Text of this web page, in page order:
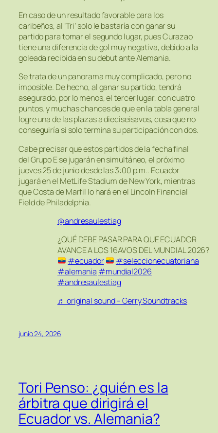
En caso de un resultado favorable para los
caribeños, al ‘Tri’ solo le bastaría con ganar su
partido para tomar el segundo lugar, pues Curazao
tiene una diferencia de gol muy negativa, debido a la
goleada recibida en su debut ante Alemania.
Se trata de un panorama muy complicado, pero no
imposible. De hecho, al ganar su partido, tendrá
asegurado, por lo menos, el tercer lugar, con cuatro
puntos, y muchas chances de que en la tabla general
logre una de las plazas a dieciseisavos, cosa que no
conseguiría si solo termina su participación con dos.
Cabe precisar que estos partidos de la fecha final
del Grupo E se jugarán en simultáneo, el próximo
jueves 25 de junio desde las 3:00 p.m.. Ecuador
jugará en el MetLife Stadium de New York, mientras
que Costa de Marfil lo hará en el Lincoln Financial
Field de Philadelphia.
@andresaulestiag
¿QUÉ DEBE PASAR PARA QUE ECUADOR
AVANCE A LOS 16AVOS DEL MUNDIAL 2026?
#ecuador
#seleccionecuatoriana
#alemania #mundial2026
#andresaulestiag
♬ original sound – Gerry Soundtracks
junio 24, 2026
Tori Penso: ¿quién es la
árbitra que dirigirá el
Ecuador vs. Alemania?